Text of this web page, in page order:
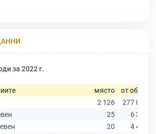
за 2022 г.
място от общо
2 126
277 019
25
6 347
20
4 459